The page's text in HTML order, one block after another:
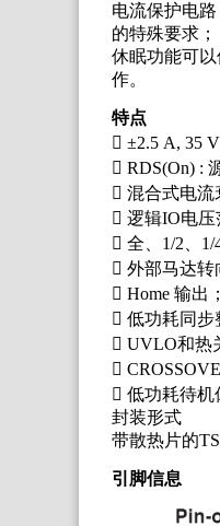
电流保护电
的特殊要求；
休眠功能可
作。
特点
 ±2.5 A, 35
 RDS(On) :
 混合式电
 逻辑IO电压
 全、1/2、1/
 外部马达转
 Home 输出；
 低功耗同步
 UVLO和热

 低功耗待机
封装形式
带散热片的
引脚信息